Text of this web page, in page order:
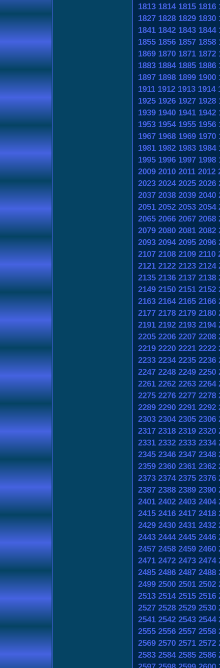
1813 1814 1815 1816
1827 1828 1829 1830
1841 1842 1843 1844
1855 1856 1857 1858
1869 1870 1871 1872
1883 1884 1885 1886
1897 1898 1899 1900
1911 1912 1913 1914
1925 1926 1927 1928
1939 1940 1941 1942
1953 1954 1955 1956
1967 1968 1969 1970
1981 1982 1983 1984
1995 1996 1997 1998
2009 2010 2011 2012
2023 2024 2025 2026
2037 2038 2039 2040
2051 2052 2053 2054
2065 2066 2067 2068
2079 2080 2081 2082
2093 2094 2095 2096
2107 2108 2109 2110
2121 2122 2123 2124
2135 2136 2137 2138
2149 2150 2151 2152
2163 2164 2165 2166
2177 2178 2179 2180
2191 2192 2193 2194
2205 2206 2207 2208
2219 2220 2221 2222
2233 2234 2235 2236
2247 2248 2249 2250
2261 2262 2263 2264
2275 2276 2277 2278
2289 2290 2291 2292
2303 2304 2305 2306
2317 2318 2319 2320
2331 2332 2333 2334
2345 2346 2347 2348
2359 2360 2361 2362
2373 2374 2375 2376
2387 2388 2389 2390
2401 2402 2403 2404
2415 2416 2417 2418
2429 2430 2431 2432
2443 2444 2445 2446
2457 2458 2459 2460
2471 2472 2473 2474
2485 2486 2487 2488
2499 2500 2501 2502
2513 2514 2515 2516
2527 2528 2529 2530
2541 2542 2543 2544
2555 2556 2557 2558
2569 2570 2571 2572
2583 2584 2585 2586